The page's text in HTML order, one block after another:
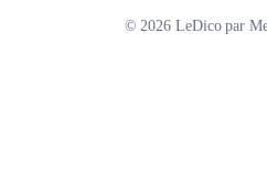
© 2026 LeDico par